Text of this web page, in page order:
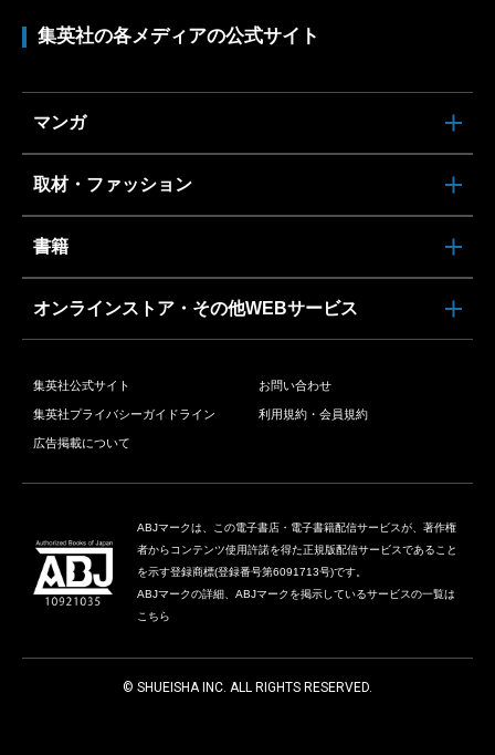
集英社の各メディアの公式サイト
マンガ
取材・ファッション
書籍
オンラインストア・その他WEBサービス
集英社公式サイト お問い合わせ
集英社プライバシーガイドライン 利用規約・会員規約
広告掲載について
ABJマークは、この電子書店・電子書籍配信サービスが、著作権
者からコンテンツ使用許諾を得た正規版配信サービスであること
を示す登録商標(登録番号第6091713号)です。
ABJマークの詳細、ABJマークを掲示しているサービスの一覧は
こちら
© SHUEISHA INC. ALL RIGHTS RESERVED.